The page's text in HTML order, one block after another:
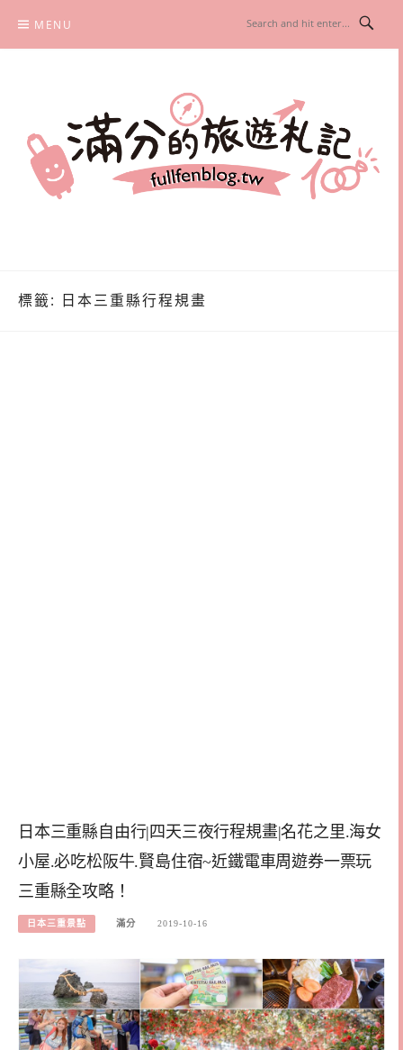
content
MENU
標籤: 日本三重縣行程規畫
日本三重縣自由行|四天三夜行程規畫|名花之里.海女
小屋.必吃松阪牛.賢島住宿~近鐵電車周遊券一票玩
三重縣全攻略！
日本三重景點 滿分 2019-10-16